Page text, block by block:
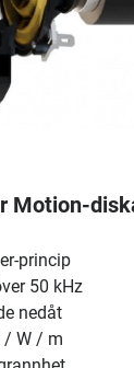
Motion-
princip
50 kHz
nedåt
/ W / m